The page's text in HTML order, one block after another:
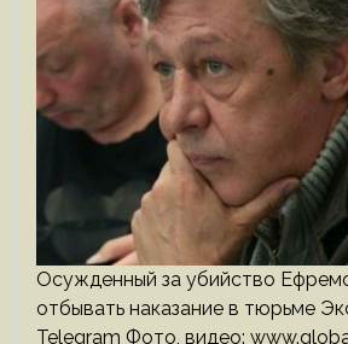
Осужденный за убийство
отбывать наказание в тюрьме
Telegram Фото, видео: